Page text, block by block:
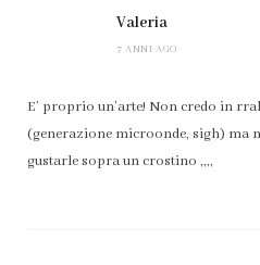
Valeria
7 ANNI AGO
E’ proprio un’arte! Non credo in
(generazione microonde, sigh) ma
gustarle sopra un crostino ,,,,